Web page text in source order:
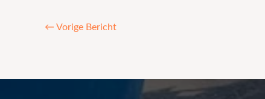
← Vorige Bericht